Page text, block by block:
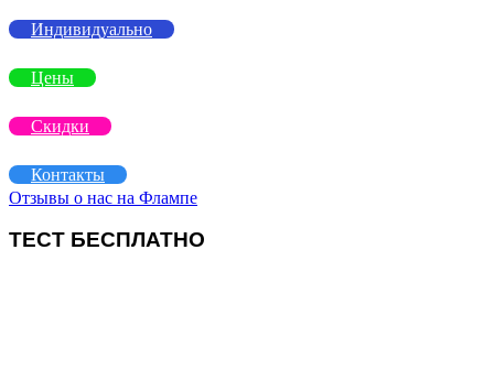
Индивидуально
Цены
Скидки
Контакты
Отзывы о нас на Флампе
ТЕСТ БЕСПЛАТНО